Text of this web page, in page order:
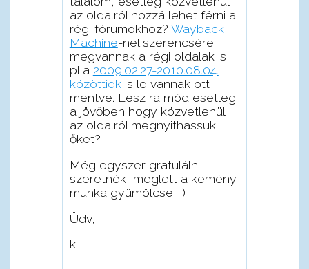
az oldalról hozzá lehet férni a
régi fórumokhoz? Wayback
Machine-nel szerencsére
megvannak a régi oldalak is,
pl a 2009.02.27-2010.08.04.
közöttiekis le vannak ott
mentve. Lesz rá mód esetleg
a jövőben hogy közvetlenül
az oldalról megnyithassuk
őket?
Még egyszer gratulálni
szeretnék, meglett a kemény
munka gyümölcse! :)
Üdv,
k